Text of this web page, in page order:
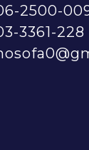
2500-
3361-228